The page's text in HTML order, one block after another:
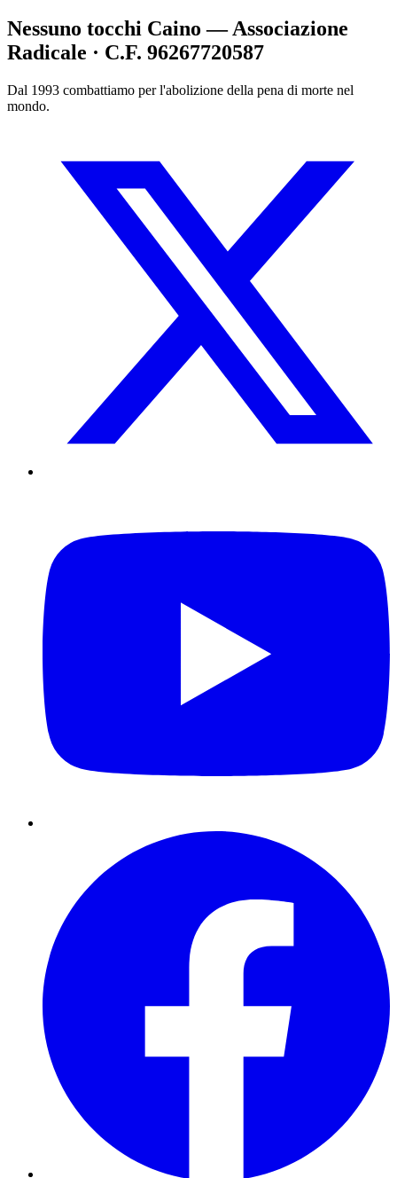
Nessuno tocchi Caino — Associazione
Radicale · C.F. 96267720587
Dal 1993 combattiamo per l'abolizione della pena di morte nel
mondo.